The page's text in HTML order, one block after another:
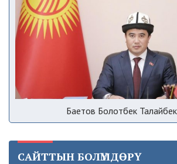
Баетов Болотбек
САЙТТЫН БОЛҮМДӨРҮ